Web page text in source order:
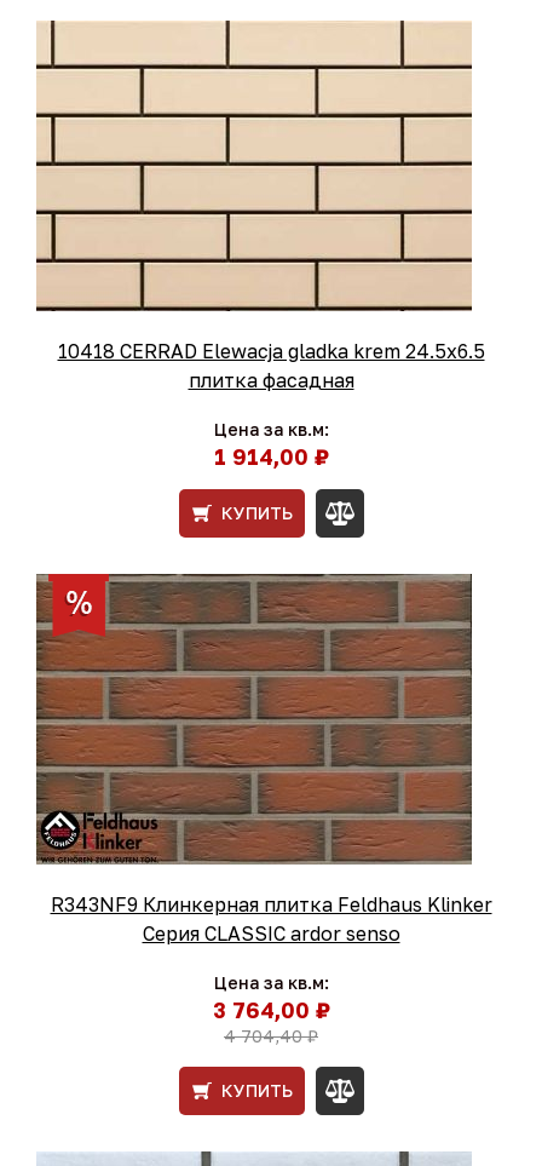
10418 CERRAD Elewacja gladka krem 24.5x6.5
плитка фасадная
Цена за кв.м:
1 914,00 ₽
КУПИТЬ
R343NF9 Клинкерная плитка Feldhaus Klinker
Серия CLASSIC ardor senso
Цена за кв.м:
3 764,00 ₽
4 704,40 ₽
КУПИТЬ